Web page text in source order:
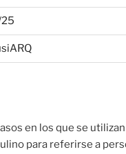
en los que se
para referirse a